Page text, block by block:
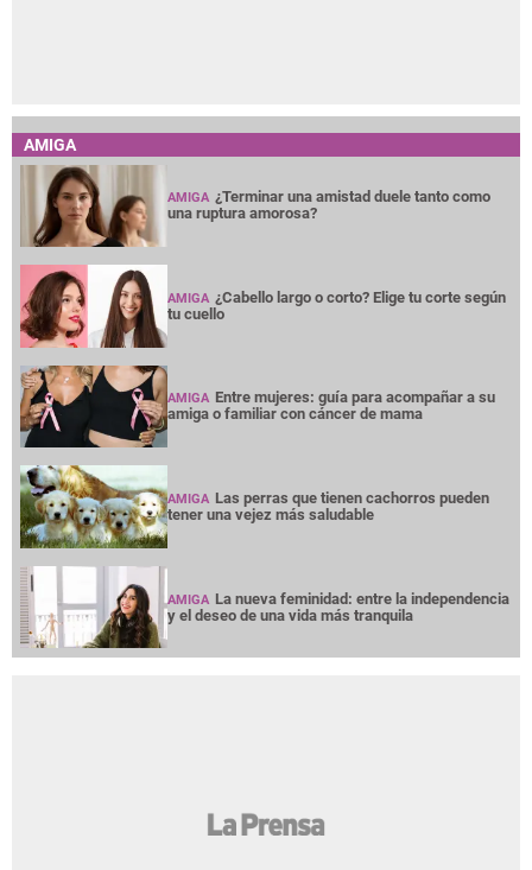
AMIGA
AMIGA ¿Terminar una amistad duele tanto como
una ruptura amorosa?
AMIGA ¿Cabello largo o corto? Elige tu corte según
tu cuello
AMIGA Entre mujeres: guía para acompañar a su
amiga o familiar con cáncer de mama
AMIGA Las perras que tienen cachorros pueden
tener una vejez más saludable
AMIGA La nueva feminidad: entre la independencia
y el deseo de una vida más tranquila